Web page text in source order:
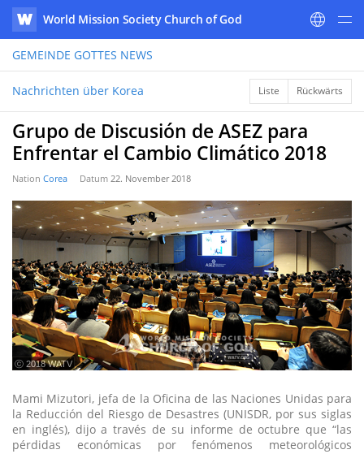
WATV
World Mission Society Church of God
GEMEINDE GOTTES NEWS
Nachrichten über Korea Liste Rückwärts
Grupo de Discusión de ASEZ para
Enfrentar el Cambio Climático 2018
Nation Corea Datum 22. November 2018
ⓒ 2018 WATV
Mami Mizutori, jefa de la Oficina de las Naciones Unidas para
la Reducción del Riesgo de Desastres (UNISDR, por sus siglas
en inglés), dijo a través de su informe de octubre que “las
pérdidas económicas por fenómenos meteorológicos